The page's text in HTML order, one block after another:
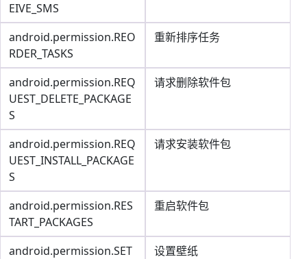
EIVE_SMS
android.permission.REO
RDER_TASKS
重新排序任务
android.permission.REQ
UEST_DELETE_PACKAGE
S
请求删除软件包
android.permission.REQ
UEST_INSTALL_PACKAGE
S
请求安装软件包
android.permission.RES
TART_PACKAGES
重启软件包
android.permission.SET
设置壁纸